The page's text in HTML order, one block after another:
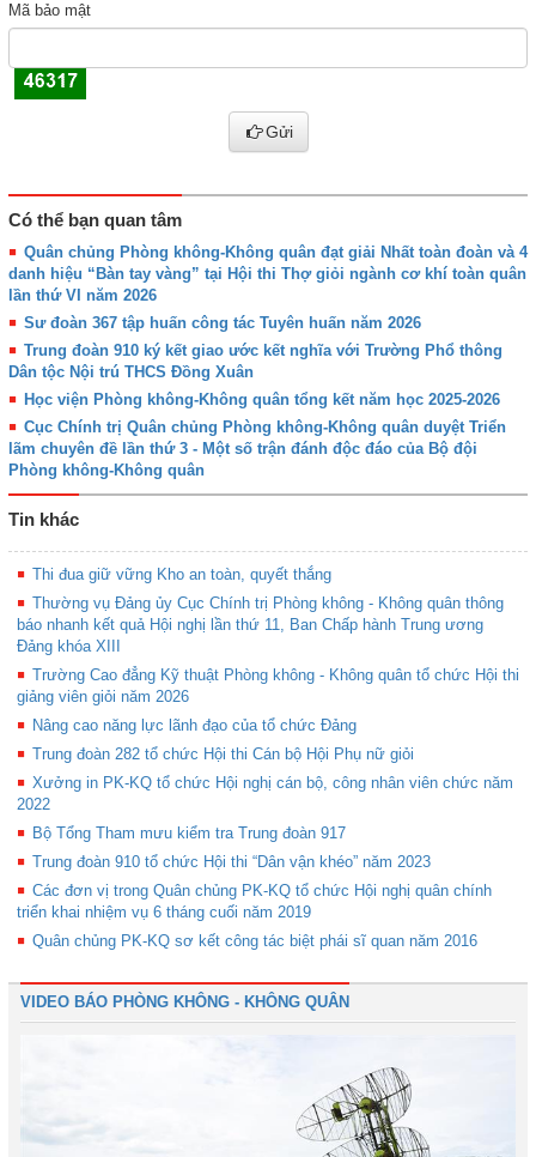
Mã bảo mật
Gửi
Có thể bạn quan tâm
Quân chủng Phòng không-Không quân đạt giải Nhất toàn đoàn và 4
danh hiệu “Bàn tay vàng” tại Hội thi Thợ giỏi ngành cơ khí toàn quân
lần thứ VI năm 2026
Sư đoàn 367 tập huấn công tác Tuyên huấn năm 2026
Trung đoàn 910 ký kết giao ước kết nghĩa với Trường Phổ thông
Dân tộc Nội trú THCS Đồng Xuân
Học viện Phòng không-Không quân tổng kết năm học 2025-2026
Cục Chính trị Quân chủng Phòng không-Không quân duyệt Triển
lãm chuyên đề lần thứ 3 - Một số trận đánh độc đáo của Bộ đội
Phòng không-Không quân
Tin khác
Thi đua giữ vững Kho an toàn, quyết thắng
Thường vụ Đảng ủy Cục Chính trị Phòng không - Không quân thông
báo nhanh kết quả Hội nghị lần thứ 11, Ban Chấp hành Trung ương
Đảng khóa XIII
Trường Cao đẳng Kỹ thuật Phòng không - Không quân tổ chức Hội thi
giảng viên giỏi năm 2026
Nâng cao năng lực lãnh đạo của tổ chức Đảng
Trung đoàn 282 tổ chức Hội thi Cán bộ Hội Phụ nữ giỏi
Xưởng in PK-KQ tổ chức Hội nghị cán bộ, công nhân viên chức năm
2022
Bộ Tổng Tham mưu kiểm tra Trung đoàn 917
Trung đoàn 910 tổ chức Hội thi “Dân vận khéo” năm 2023
Các đơn vị trong Quân chủng PK-KQ tổ chức Hội nghị quân chính
triển khai nhiệm vụ 6 tháng cuối năm 2019
Quân chủng PK-KQ sơ kết công tác biệt phái sĩ quan năm 2016
VIDEO BÁO PHÒNG KHÔNG - KHÔNG QUÂN